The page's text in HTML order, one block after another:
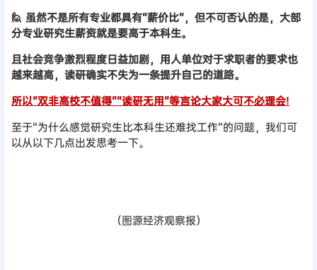
🙋 虽然不是所有专业都具有“薪价比”，但不可否认的是，大部
分专业研究生薪资就是要高于本科生。
且社会竞争激烈程度日益加剧，用人单位对于求职者的要求也
越来越高，读研确实不失为一条提升自己的道路。
所以“双非高校不值得”“读研无用”等言论大家大可不必理会!
至于“为什么感觉研究生比本科生还难找工作”的问题，我们可
以从以下几点出发思考一下。
（图源经济观察报）